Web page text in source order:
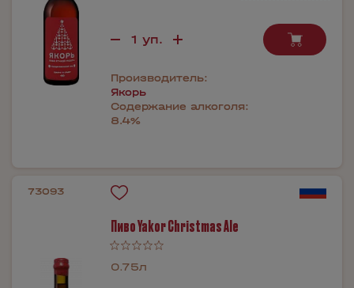
Производитель:
Якорь
Содержание алкоголя:
8.4%
73093
Пиво Yakor Christmas Ale
0.75л